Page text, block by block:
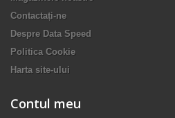
Contactați-ne
Despre Data Speed
Politica Cookie
Harta site-ului
Contul meu